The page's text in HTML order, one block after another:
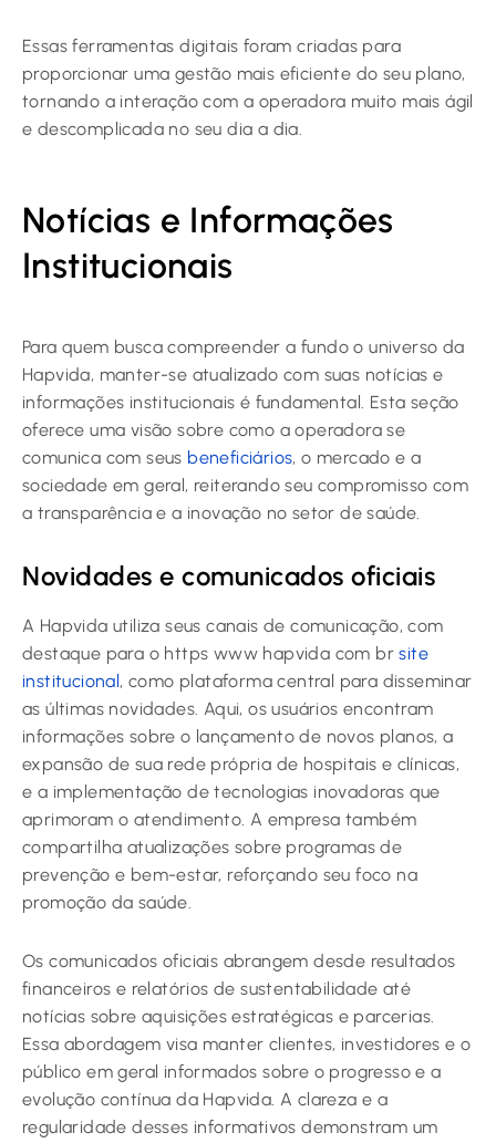
Essas ferramentas digitais foram criadas para
proporcionar uma gestão mais eficiente do seu plano,
tornando a interação com a operadora muito mais ágil
e descomplicada no seu dia a dia.
Notícias e Informações
Institucionais
Para quem busca compreender a fundo o universo da
Hapvida, manter-se atualizado com suas notícias e
informações institucionais é fundamental. Esta seção
oferece uma visão sobre como a operadora se
comunica com seus beneficiários, o mercado e a
sociedade em geral, reiterando seu compromisso com
a transparência e a inovação no setor de saúde.
Novidades e comunicados oficiais
A Hapvida utiliza seus canais de comunicação, com
destaque para o https www hapvida com brsite
institucional , como plataforma central para disseminar
as últimas novidades. Aqui, os usuários encontram
informações sobre o lançamento de novos planos, a
expansão de sua rede própria de hospitais e clínicas,
e a implementação de tecnologias inovadoras que
aprimoram o atendimento. A empresa também
compartilha atualizações sobre programas de
prevenção e bem-estar, reforçando seu foco na
promoção da saúde.
Os comunicados oficiais abrangem desde resultados
financeiros e relatórios de sustentabilidade até
notícias sobre aquisições estratégicas e parcerias.
Essa abordagem visa manter clientes, investidores e o
público em geral informados sobre o progresso e a
evolução contínua da Hapvida. A clareza e a
regularidade desses informativos demonstram um